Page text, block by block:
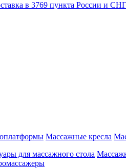
в 3769 пункта России и СНГ
Массажные кресла
для массажного стола